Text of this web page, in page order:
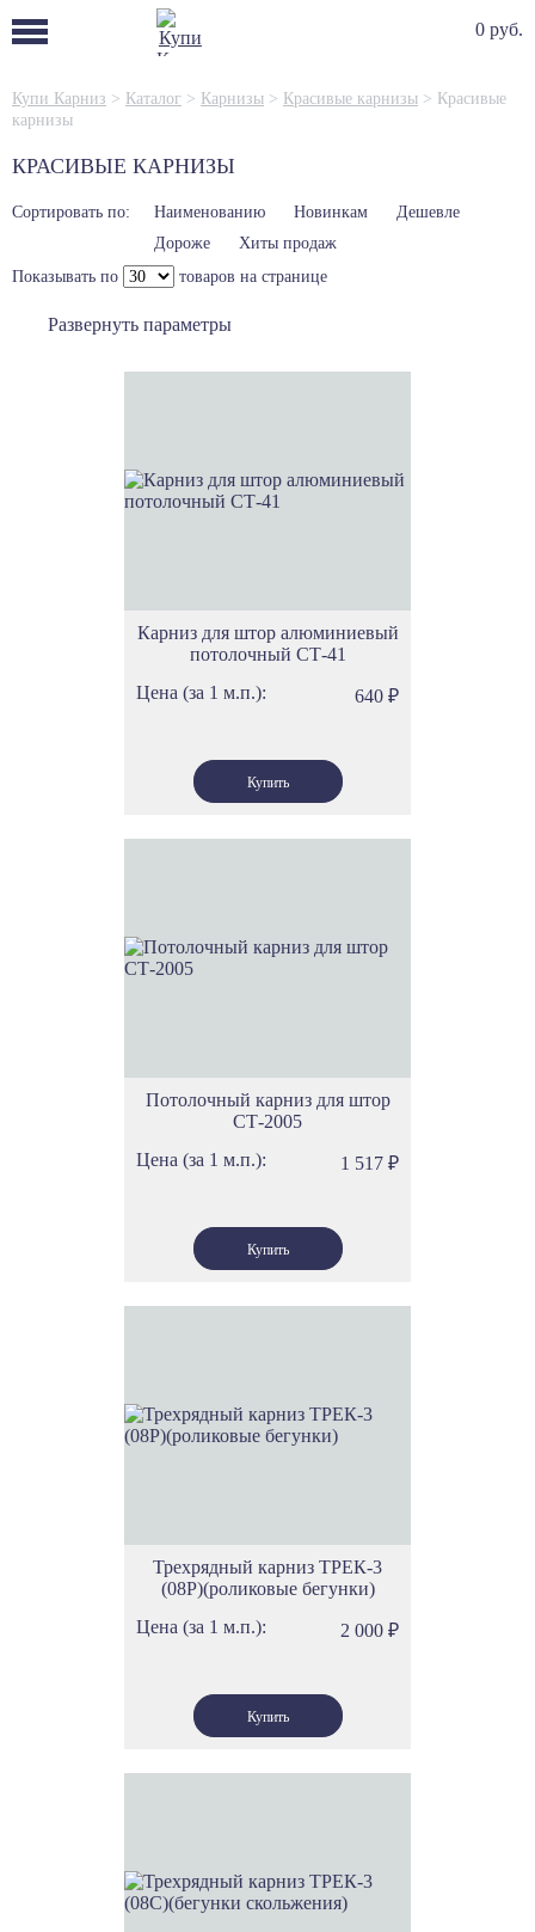
0 руб.
Купи Карниз > Каталог > Карнизы > Красивые карнизы > Красивые
карнизы
КРАСИВЫЕ КАРНИЗЫ
Сортировать по: Наименованию Новинкам
Дешевле
Дороже
Хиты продаж
Показывать по
товаров на странице
Развернуть параметры
Карниз для штор алюминиевый
потолочный СТ-41
Цена (за 1 м.п.):
640 ₽
Потолочный карниз для штор
СТ-2005
Цена (за 1 м.п.):
1 517 ₽
Трехрядный карниз ТРЕК-3
(08Р)(роликовые бегунки)
Цена (за 1 м.п.):
2 000 ₽